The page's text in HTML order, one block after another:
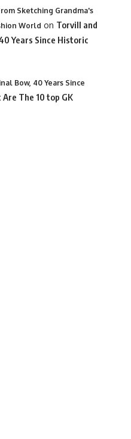
Sketching Grandma's
World on Torvill and
Years Since Historic
Bow, 40 Years Since
The 10 top GK